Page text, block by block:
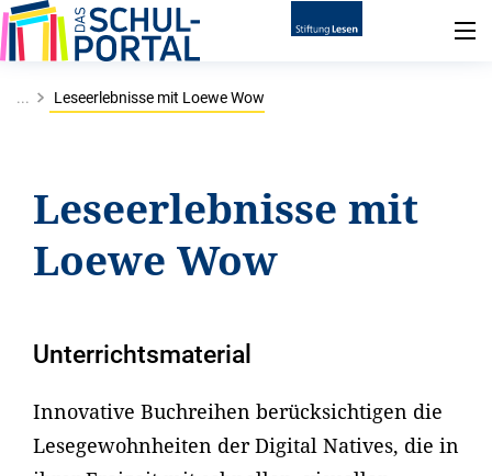
... Leseerlebnisse mit Loewe Wow
Leseerlebnisse mit
Loewe Wow
Unterrichtsmaterial
Innovative Buchreihen berücksichtigen die
Lesegewohnheiten der Digital Natives, die in